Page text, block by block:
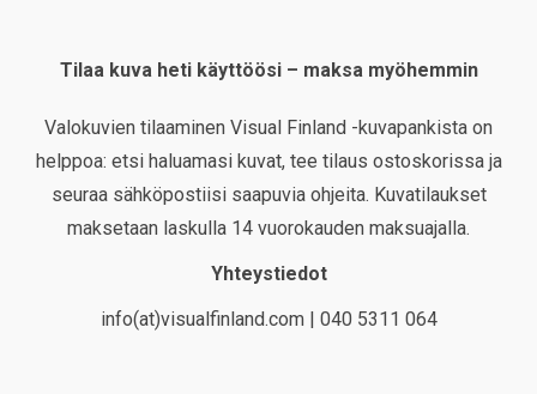
Tilaa kuva heti käyttöösi – maksa myöhemmin
Valokuvien tilaaminen Visual Finland -kuvapankista on
helppoa: etsi haluamasi kuvat, tee tilaus ostoskorissa ja
seuraa sähköpostiisi saapuvia ohjeita. Kuvatilaukset
maksetaan laskulla 14 vuorokauden maksuajalla.
Yhteystiedot
info(at)visualfinland.com | 040 5311 064